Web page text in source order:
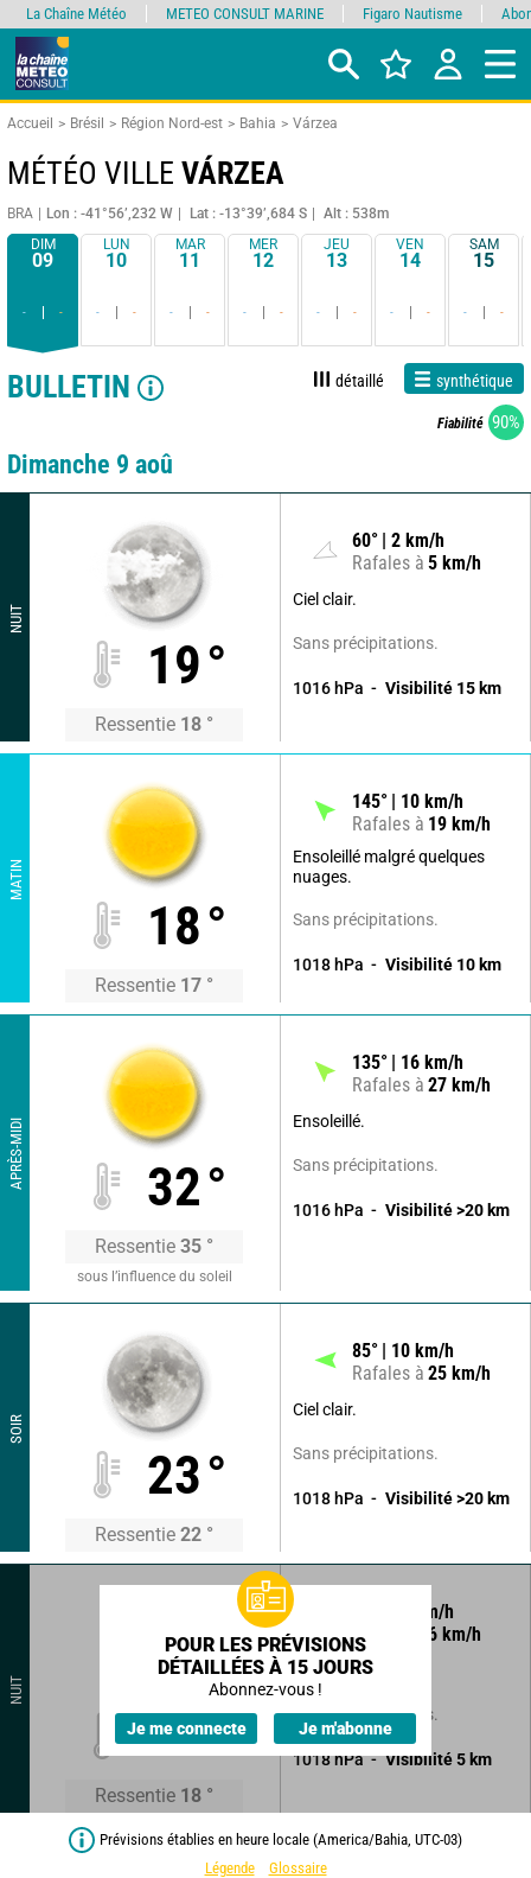
Accueil Brésil Région Nord-est Bahia Várzea
MÉTÉO VILLE VÁRZEA
BRA Lon : -41°56’,232 W Lat : -13°39’,684 S
Alt : 538m
DIM
09
- -
LUN
10
- -
MAR
11
- -
MER
12
- -
JEU
13
- -
VEN
14
- -
SAM
15
- -
BULLETIN détaillé synthétique
Fiabilité 90%
Dimanche 9 aoû
NUIT
19°
Ressentie 18 °
60° 2 km/h
Rafales à 5 km/h
Ciel clair.
Sans précipitations.
1016 hPa Visibilité 15 km
MATIN
18°
Ressentie 17 °
145° 10 km/h
Rafales à 19 km/h
Ensoleillé malgré quelques
nuages.
Sans précipitations.
1018 hPa Visibilité 10 km
APRÈS-MIDI 32°
Ressentie 35 °
sous l’influence du soleil
135° 16 km/h
Rafales à 27 km/h
Ensoleillé.
Sans précipitations.
1016 hPa Visibilité >20 km
SOIR
23°
Ressentie 22 °
85° 10 km/h
Rafales à 25 km/h
Ciel clair.
Sans précipitations.
1018 hPa Visibilité >20 km
NUIT
19°
Ressentie 18 °
km/h
Rafales à
6 km/h
Ciel clair.
Sans précipitations.
1018hPa Visibilité 5 km
POUR LES PRÉVISIONS
DÉTAILLÉES À 15 JOURS
Abonnez-vous !
Je me connecte Je m'abonne
Prévisions établies en heure locale (America/Bahia, UTC-03)
Légende
Glossaire
La Chaîne Météo METEO CONSULT MARINE Figaro Nautisme